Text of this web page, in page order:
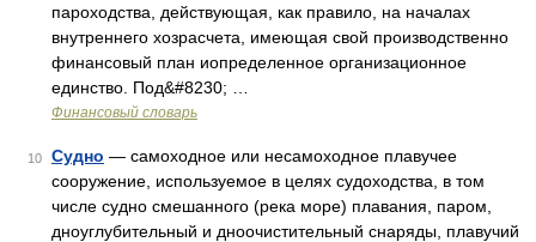
пароходства, действующая, как правило, на началах
внутреннего хозрасчета, имеющая свой производственно
финансовый план иопределенное организационное
единство. Под&#8230; …
Финансовый словарь
10 Судно — самоходное или несамоходное плавучее
сооружение, используемое в целях судоходства, в том
числе судно смешанного (река море) плавания, паром,
дноуглубительный и дноочистительный снаряды, плавучий